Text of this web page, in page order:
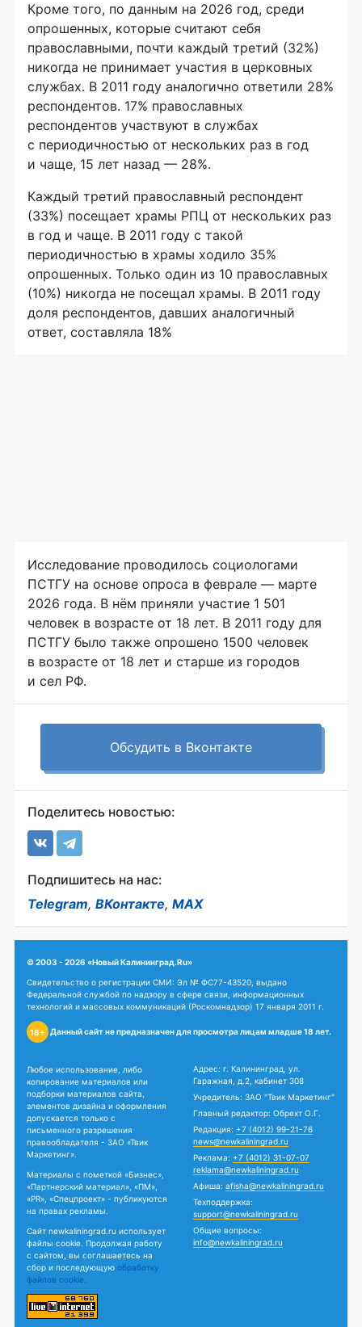
Кроме того, по данным на 2026 год, среди
опрошенных, которые считают себя
православными, почти каждый третий (32%)
никогда не принимает участия в церковных
службах. В 2011 году аналогично ответили 28%
респондентов. 17% православных
респондентов участвуют в службах
с периодичностью от нескольких раз в год
и чаще, 15 лет назад — 28%.
Каждый третий православный респондент
(33%) посещает храмы РПЦ от нескольких раз
в год и чаще. В 2011 году с такой
периодичностью в храмы ходило 35%
опрошенных. Только один из 10 православных
(10%) никогда не посещал храмы. В 2011 году
доля респондентов, давших аналогичный
ответ, составляла 18%
Исследование проводилось социологами
ПСТГУ на основе опроса в феврале — марте
2026 года. В нём приняли участие 1 501
человек в возрасте от 18 лет. В 2011 году для
ПСТГУ было также опрошено 1500 человек
в возрасте от 18 лет и старше из городов
и сел РФ.
Обсудить в Вконтакте
Поделитесь новостью:
Подпишитесь на нас:
Telegram, ВКонтакте, MAX
© 2003 - 2026 «Новый Калининград.Ru»
Свидетельство о регистрации СМИ: Эл № ФС77-43520, выдано
Федеральной службой по надзору в сфере связи, информационных
технологий и массовых коммуникаций (Роскомнадзор) 17 января 2011 г.
18+ Данный сайт не предназначен для просмотра лицам младше 18 лет.
Любое использование, либо
копирование материалов или
подборки материалов сайта,
элементов дизайна и оформления
допускается только с
письменного разрешения
правообладателя - ЗАО «Твик
Маркетинг».
Материалы с пометкой «Бизнес»,
«Партнерский материал», «ПМ»,
«PR», «Спецпроект» - публикуются
на правах рекламы.
Сайт newkaliningrad.ru использует
файлы cookie. Продолжая работу
с сайтом, вы соглашаетесь на
сбор и последующую обработку
файлов cookie.
Адрес: г. Калининград, ул.
Гаражная, д.2, кабинет 308
Учредитель: ЗАО "Твик Маркетинг"
Главный редактор: Обрехт О.Г.
Редакция: +7 (4012) 99-21-76
news@newkaliningrad.ru
Реклама: +7 (4012) 31-07-07
reklama@newkaliningrad.ru
Афиша: afisha@newkaliningrad.ru
Техподдержка:
support@newkaliningrad.ru
Общие вопросы:
info@newkaliningrad.ru